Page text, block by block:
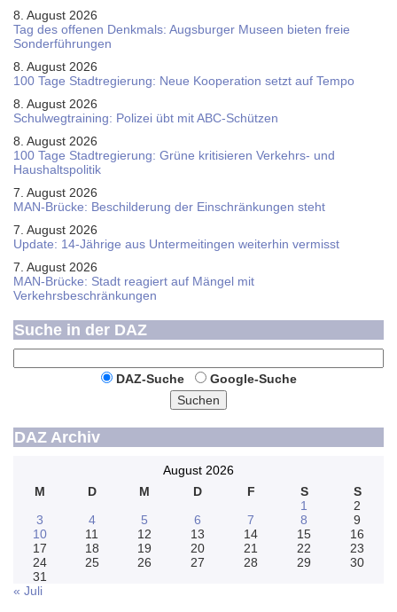
8. August 2026
Tag des offenen Denkmals: Augsburger Museen bieten freie
Sonderführungen
8. August 2026
100 Tage Stadtregierung: Neue Kooperation setzt auf Tempo
8. August 2026
Schul­weg­trai­ning: Poli­zei übt mit ABC-Schüt­zen
8. August 2026
100 Tage Stadtregierung: Grüne kritisieren Verkehrs- und
Haushaltspolitik
7. August 2026
MAN-Brücke: Beschilderung der Einschränkungen steht
7. August 2026
Update: 14-Jährige aus Untermeitingen weiterhin vermisst
7. August 2026
MAN-Brücke: Stadt reagiert auf Mängel mit
Verkehrsbeschränkungen
Suche in der DAZ
DAZ-Suche
Google-Suche
Suchen
DAZ Archiv
August 2026
M
D M D F S
S
1
2
3
4 5 6 7 8
9
10
11 12 13 14 15
16
17
18 19 20 21 22
23
24
25 26 27 28 29
30
31
« Juli